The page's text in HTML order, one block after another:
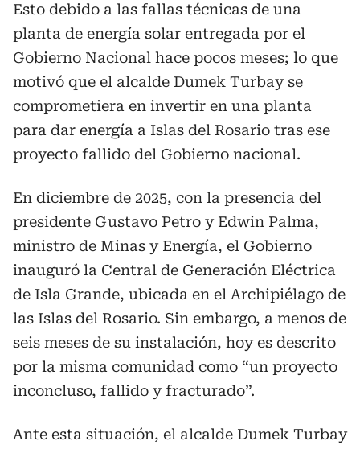
Esto debido a las fallas técnicas de una
planta de energía solar entregada por el
Gobierno Nacional hace pocos meses; lo que
motivó que el alcalde Dumek Turbay se
comprometiera en invertir en una planta
para dar energía a Islas del Rosario tras ese
proyecto fallido del Gobierno nacional.
En diciembre de 2025, con la presencia del
presidente Gustavo Petro y Edwin Palma,
ministro de Minas y Energía, el Gobierno
inauguró la Central de Generación Eléctrica
de Isla Grande, ubicada en el Archipiélago de
las Islas del Rosario. Sin embargo, a menos de
seis meses de su instalación, hoy es descrito
por la misma comunidad como “un proyecto
inconcluso, fallido y fracturado”.
Ante esta situación, el alcalde Dumek Turbay